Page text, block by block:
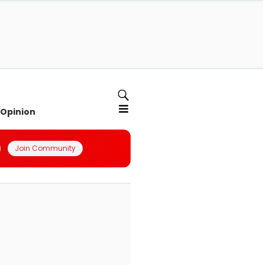
Opinion
Join Community